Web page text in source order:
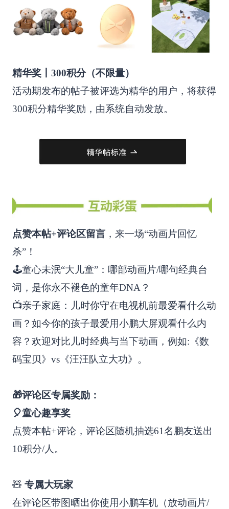
精华奖丨300积分（不限量）
活动期发布的帖子被评选为精华的用户，将获得
300积分精华奖励，由系统自动发放。
点赞本帖+评论区留言，来一场“动画片回忆
杀”！
🕹️童心未泯“大儿童”：哪部动画片/哪句经典台
词，是你永不褪色的童年DNA？
📺亲子家庭：儿时你守在电视机前最爱看什么动
画？如今你的孩子最爱用小鹏大屏观看什么内
容？欢迎对比儿时经典与当下动画，例如:《数
码宝贝》vs《汪汪队立大功》。
🎁评论区专属奖励：
🎈童心趣享奖
点赞本帖+评论，评论区随机抽选61名鹏友送出
10积分/人。
🧸 专属大玩家
在评论区带图晒出你使用小鹏车机（放动画片/